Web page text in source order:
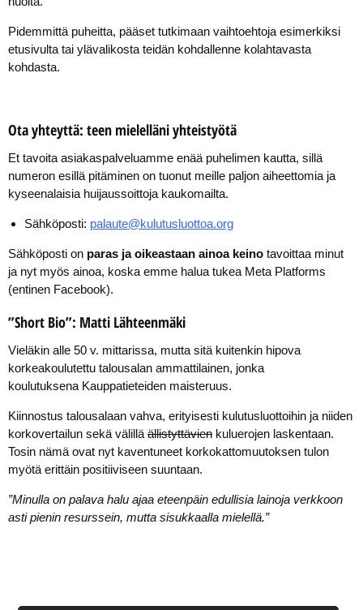
Pidemmittä puheitta, pääset tutkimaan vaihtoehtoja esimerkiksi
etusivulta tai ylävalikosta teidän kohdallenne kolahtavasta
kohdasta.
Ota yhteyttä: teen mielelläni yhteistyötä
Et tavoita asiakaspalveluamme enää puhelimen kautta, sillä
numeron esillä pitäminen on tuonut meille paljon aiheettomia ja
kyseenalaisia huijaussoittoja kaukomailta.
Sähköposti: palaute@kulutusluottoa.org
Sähköposti on paras ja oikeastaan ainoa keino tavoittaa minut
ja nyt myös ainoa, koska emme halua tukea Meta Platforms
(entinen Facebook).
”Short Bio”: Matti Lähteenmäki
Vieläkin alle 50 v. mittarissa, mutta sitä kuitenkin hipova
korkeakoulutettu talousalan ammattilainen, jonka
koulutuksena Kauppatieteiden maisteruus.
Kiinnostus talousalaan vahva, erityisesti kulutusluottoihin ja niiden
korkovertailun sekä välillä ällistyttävien kuluerojen laskentaan.
Tosin nämä ovat nyt kaventuneet korkokattomuutoksen tulon
myötä erittäin positiiviseen suuntaan.
”Minulla on palava halu ajaa eteenpäin edullisia lainoja verkkoon
asti pienin resurssein, mutta sisukkaalla mielellä.”